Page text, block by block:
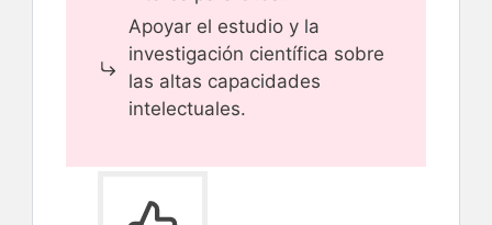
Apoyar el estudio y la
investigación científica sobre
las altas capacidades
intelectuales.